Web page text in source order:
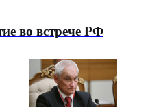
во встрече РФ